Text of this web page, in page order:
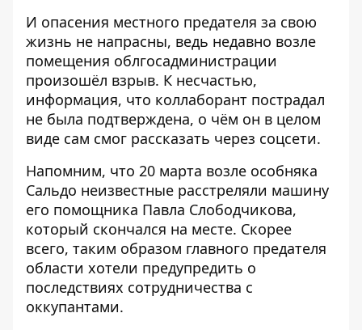
И опасения местного предателя за свою
жизнь не напрасны, ведь недавно возле
помещения облгосадминистрации
произошёл взрыв. К несчастью,
информация, что коллаборант пострадал
не была подтверждена, о чём он в целом
виде сам смог рассказать через соцсети.
Напомним, что 20 марта возле особняка
Сальдо неизвестные расстреляли машину
его помощника Павла Слободчикова,
который скончался на месте. Скорее
всего, таким образом главного предателя
области хотели предупредить о
последствиях сотрудничества с
оккупантами.